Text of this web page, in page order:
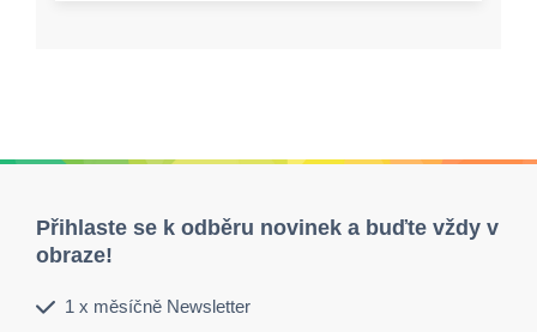
Přihlaste se k odběru novinek a buďte vždy v
obraze!
1 x měsíčně Newsletter